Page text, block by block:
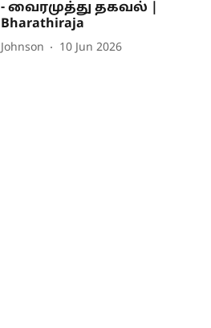
- வைரமுத்து தகவல் |
Bharathiraja
Johnson 10 Jun 2026